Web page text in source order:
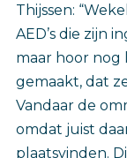
Thijssen:
AED’s die zijn
maar hoor nog
gemaakt, dat
Vandaar de
omdat juist
plaatsvinden.